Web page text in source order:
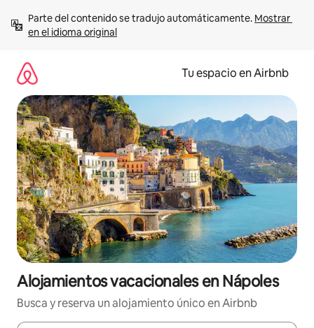
contenido
Parte del contenido se tradujo automáticamente. Mostrar
en el idioma original
Tu espacio en Airbnb
Alojamientos vacacionales en Nápoles
Busca y reserva un alojamiento único en Airbnb